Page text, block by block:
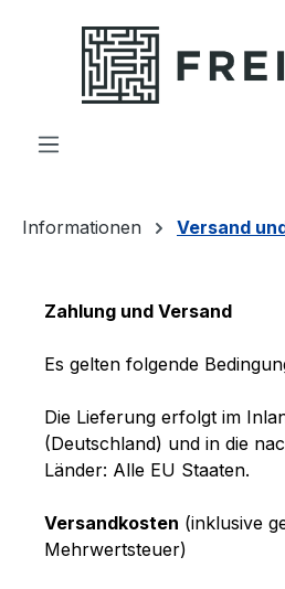
Zum Hauptinhalt springen
Informationen Versand
Zahlung und Versand
Es gelten folgende
Die Lieferung erfolgt im
(Deutschland) und in die
Länder: Alle EU Staaten.
Versandkosten (inklusive
Mehrwertsteuer)